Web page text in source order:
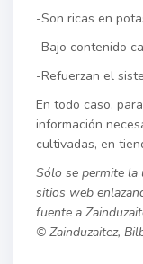
-Son ricas en
-Bajo contenido
-Refuerzan el
En todo caso,
información
cultivadas, en
Sólo se permite la
sitios web
fuente a
© Zainduzaitez,